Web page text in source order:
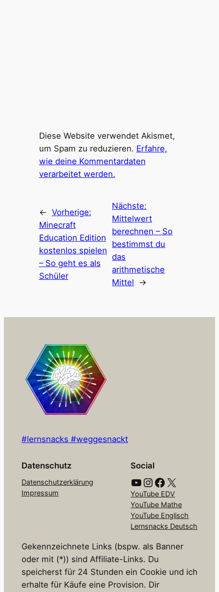
Diese Website verwendet Akismet,
um Spam zu reduzieren. Erfahre,
wie deine Kommentardaten
verarbeitet werden.
← Vorherige:
Minecraft
Education Edition
kostenlos spielen
– So geht es als
Schüler
Nächste:
Mittelwert
berechnen – So
bestimmst du
das
arithmetische
Mittel
→
#lernsnacks #weggesnackt
Datenschutz
Datenschutzerklärung
Impressum
Social
YouTube Instagram Facebook X
YouTube EDV
YouTube Mathe
YouTube Englisch
Lernsnacks Deutsch
Gekennzeichnete Links (bspw. als Banner
oder mit (*)) sind Affiliate-Links. Du
speicherst für 24 Stunden ein Cookie und ich
erhalte für Käufe eine Provision. Dir